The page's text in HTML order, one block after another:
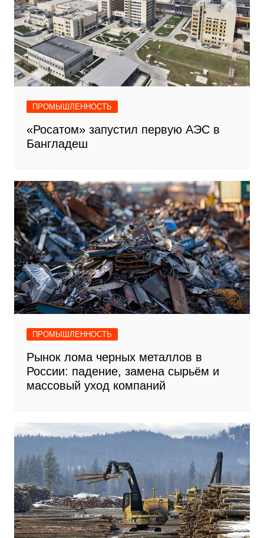
ПРОМЫШЛЕННОСТЬ
«Росатом» запустил первую АЭС в
Бангладеш
ПРОМЫШЛЕННОСТЬ
Рынок лома черных металлов в
России: падение, замена сырьём и
массовый уход компаний